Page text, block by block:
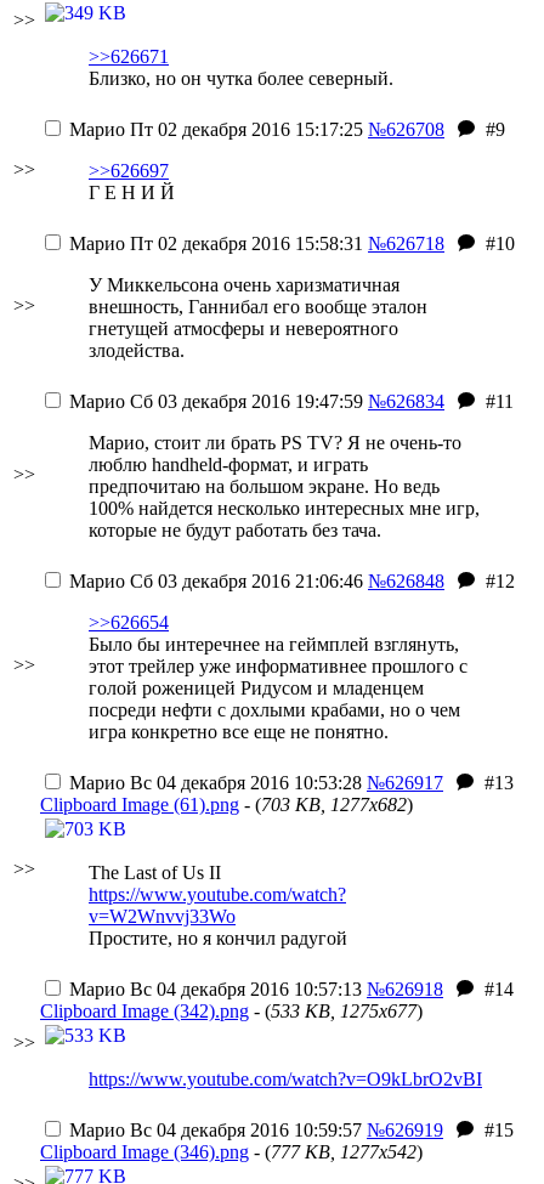
>>
>>626671
Близко, но он чутка более северный.
>>
Марио Пт 02 декабря 2016 15:17:25 №626708
#9
>>626697
Г Е Н И Й
>>
Марио Пт 02 декабря 2016 15:58:31 №626718
#10
У Миккельсона очень харизматичная
внешность, Ганнибал его вообще эталон
гнетущей атмосферы и невероятного
злодейства.
>>
Марио Сб 03 декабря 2016 19:47:59 №626834
#11
Марио, стоит ли брать PS TV? Я не очень-то
люблю handheld-формат, и играть
предпочитаю на большом экране. Но ведь
100% найдется несколько интересных мне игр,
которые не будут работать без тача.
>>
Марио Сб 03 декабря 2016 21:06:46 №626848
#12
>>626654
Было бы интеречнее на геймплей взглянуть,
этот трейлер уже информативнее прошлого с
голой роженицей Ридусом и младенцем
посреди нефти с дохлыми крабами, но о чем
игра конкретно все еще не понятно.
>>
Марио Вс 04 декабря 2016 10:53:28 №626917
#13
Clipboard Image (61).png - (703 KB, 1277x682)
The Last of Us II
https://www.youtube.com/watch?
v=W2Wnvvj33Wo
Простите, но я кончил радугой
>>
Марио Вс 04 декабря 2016 10:57:13 №626918
#14
Clipboard Image (342).png - (533 KB, 1275x677)
https://www.youtube.com/watch?v=O9kLbrO2vBI
Марио Вс 04 декабря 2016 10:59:57 №626919
#15
Clipboard Image (346).png - (777 KB, 1277x542)